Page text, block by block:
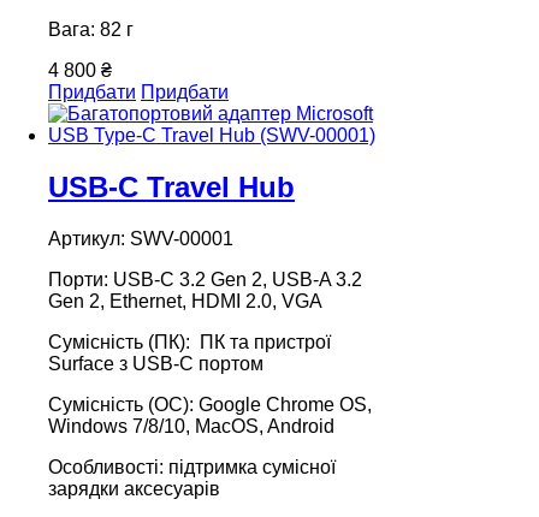
Вага: 82 г
4 800 ₴
Придбати Придбати
USB-C Travel Hub
Артикул: SWV-00001
Порти: USB-C 3.2 Gen 2, USB-A 3.2
Gen 2, Ethernet, HDMI 2.0, VGA
Сумісність (ПК): ПК та пристрої
Surface з USB-C портом
Сумісність (ОС): Google Chrome OS,
Windows 7/8/10, MacOS, Android
Особливості: підтримка сумісної
зарядки аксесуарів